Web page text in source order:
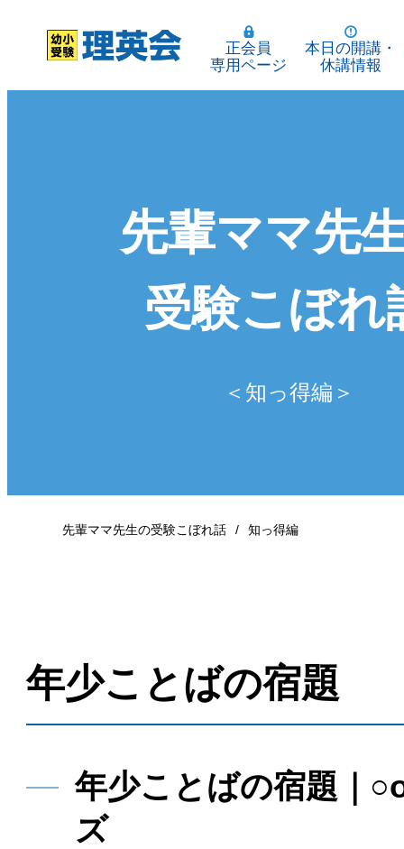
正会員
専用ページ
本日の開講・
休講情報
先輩ママ先
受験こぼれ
＜知っ得編＞
先輩ママ先生の受験こぼれ話 知っ得編
年少ことばの宿題
年少ことばの宿題｜
ズ